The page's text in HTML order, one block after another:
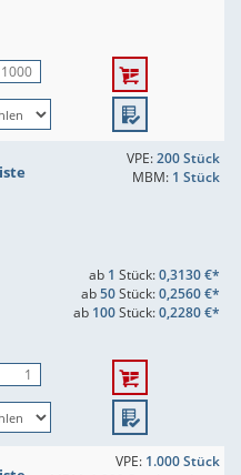
VPE:200 Stück
MBM: 1 Stück
ab 1 Stück:0,3130 €*
ab50Stück:0,2560 €*
ab 100Stück:0,2280 €*
VPE: 1.000 Stück